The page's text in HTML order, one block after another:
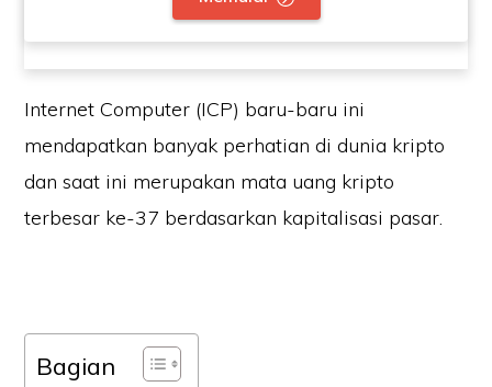
Internet Computer (ICP) baru-baru ini
mendapatkan banyak perhatian di dunia kripto
dan saat ini merupakan mata uang kripto
terbesar ke-37 berdasarkan kapitalisasi pasar.
Bagian